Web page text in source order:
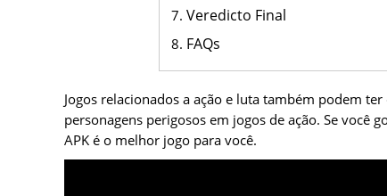
Veredicto Final
FAQs
Jogos relacionados a ação e luta também podem
personagens perigosos em jogos de ação. Se você
APK é o melhor jogo para você.